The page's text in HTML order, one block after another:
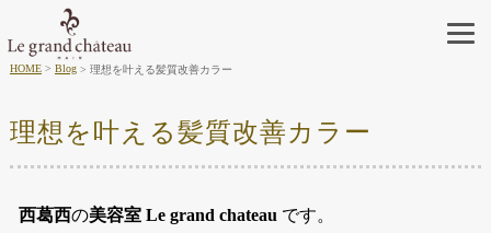
HOME Blog 理想を叶える髪質改善カラー
理想を叶える髪質改善カラー
西葛西の美容室 Le grand chateau です。